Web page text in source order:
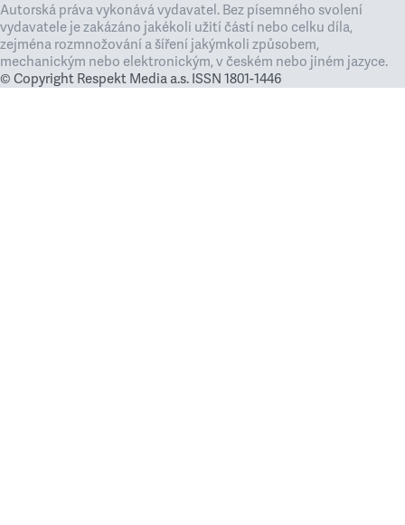
Autorská práva vykonává vydavatel. Bez písemného svolení
vydavatele je zakázáno jakékoli užití částí nebo celku díla,
zejména rozmnožování a šíření jakýmkoli způsobem,
mechanickým nebo elektronickým, v českém nebo jiném jazyce.
© Copyright Respekt Media a.s. ISSN 1801-1446